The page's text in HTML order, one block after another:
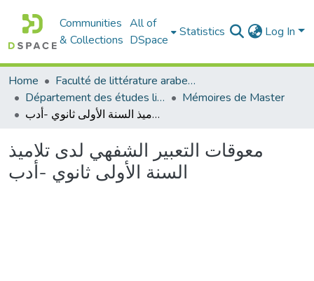
Communities
& Collections
All of
DSpace
Statistics Log In
Home
Faculté de littérature arabe et des arts
Département des études littéraires et critiques
Mémoires de Master
معوقات التعبير الشفهي لدى تلاميذ السنة الأولى ثانوي -أدب
معوقات التعبير الشفهي لدى تلاميذ
السنة الأولى ثانوي -أدب